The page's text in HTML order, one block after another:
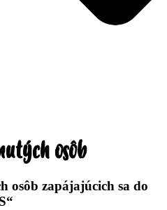
osôb
osôb zapájajúcich sa do